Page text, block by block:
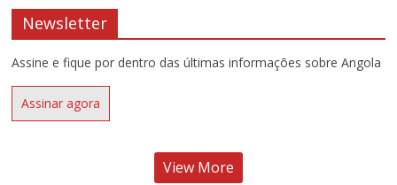
Newsletter
Assine e fique por dentro das últimas informações sobre Angola
Assinar agora
View More